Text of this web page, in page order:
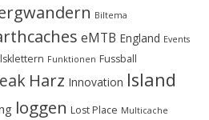
Biltema
eMTB England Events
Funktionen Fussball
Harz Innovation Island
loggen Lost Place Multicache